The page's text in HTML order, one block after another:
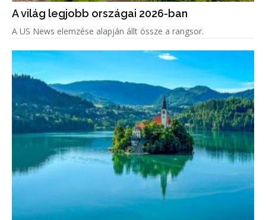
A világ legjobb országai 2026-ban
A US News elemzése alapján állt össze a rangsor.